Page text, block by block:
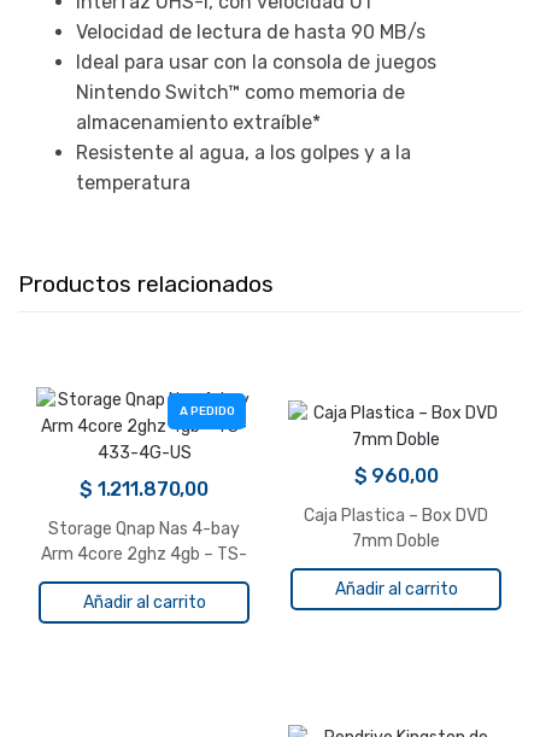
Velocidad de lectura de hasta 90 MB/s
Ideal para usar con la consola de juegos
Nintendo Switch™ como memoria de
almacenamiento extraíble*
Resistente al agua, a los golpes y a la
temperatura
Productos relacionados
A PEDIDO
$ 1.211.870,00
Storage Qnap Nas 4-bay
Arm 4core 2ghz 4gb – TS-
433-4G-US
Añadir al carrito
$ 960,00
Caja Plastica – Box DVD
7mm Doble
Añadir al carrito